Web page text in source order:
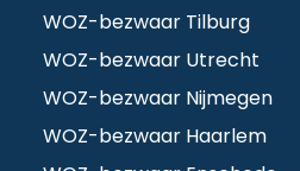
WOZ-bezwaar Tilburg
WOZ-bezwaar Utrecht
WOZ-bezwaar Nijmegen
WOZ-bezwaar Haarlem